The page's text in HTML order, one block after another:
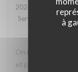
à
2026-08-06
- 12:45
Service
On recommande
et personnels très